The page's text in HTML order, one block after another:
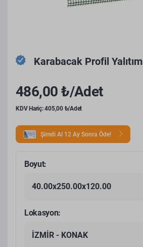
Karabacak Profil Yalıtım
486,00 ₺/Adet
KDV Hariç: 405,00 ₺/Adet
Şimdi Al 12 Ay Sonra Öde!
Boyut:
40.00x250.00x120.00
Lokasyon:
İZMİR - KONAK